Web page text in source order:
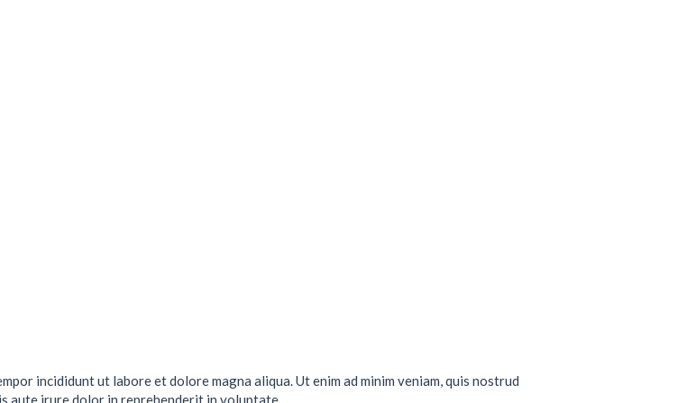
incididunt ut labore et dolore magna aliqua. Ut enim ad minim veniam, quis nostrud
irure dolor in reprehenderit in voluptate ...